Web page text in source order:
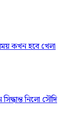
কখন হবে খেলা
নিলো সৌদি